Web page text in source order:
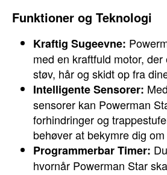
Funktioner og Teknologi
Kraftig Sugeevne:
med en kraftfuld motor,
støv, hår og skidt op fra
Intelligente Sensorer:
sensorer kan Powerman
forhindringer og
behøver at bekymre dig
Programmerbar Timer:
hvornår Powerman Star